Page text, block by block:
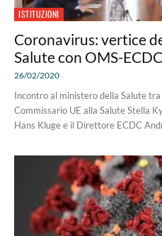
ISTITUZIONI
Coronavirus: vertice
Salute con OMS-
26/02/2020
Incontro al ministero della Salute
Commissario UE alla Salute Stella
Hans Kluge e il Direttore ECDC